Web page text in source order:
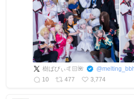
樹ばびぃ🤙🏻🌺 @
10
477 3,774